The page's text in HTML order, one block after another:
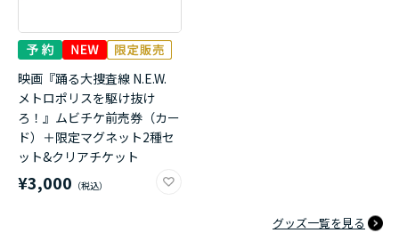
映画『踊る大捜査線 N.E.W.
メトロポリスを駆け抜け
ろ！』ムビチケ前売券（カー
ド）＋限定マグネット2種セ
ット&クリアチケット
¥3,000
グッズ一覧を見る